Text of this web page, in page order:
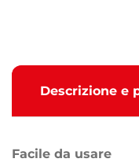
Descrizione e
Facile da usare